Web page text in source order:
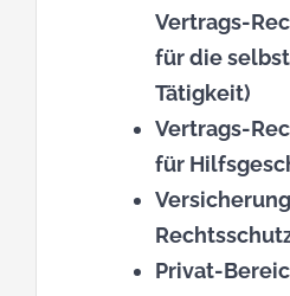
Vertrags-
für die
Tätigkeit)
Vertrags-
für
Privat-